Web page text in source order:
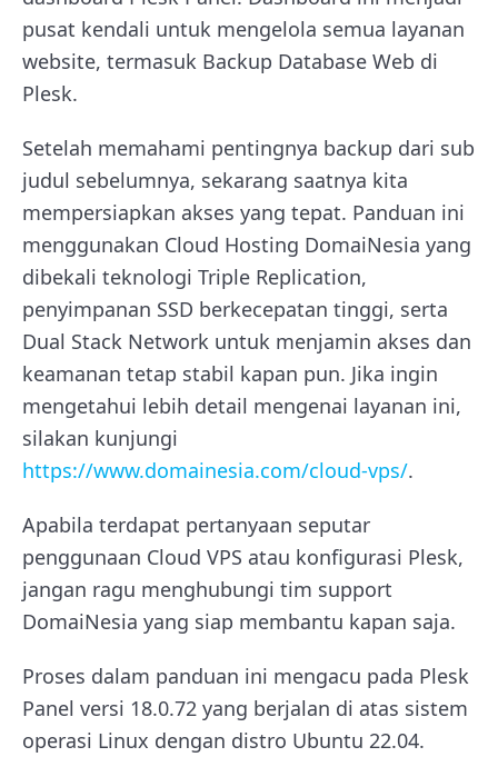
pusat kendali untuk mengelola semua layanan
website, termasuk Backup Database Web di
Plesk.
Setelah memahami pentingnya backup dari sub
judul sebelumnya, sekarang saatnya kita
mempersiapkan akses yang tepat. Panduan ini
menggunakan Cloud Hosting DomaiNesia yang
dibekali teknologi Triple Replication,
penyimpanan SSD berkecepatan tinggi, serta
Dual Stack Network untuk menjamin akses dan
keamanan tetap stabil kapan pun. Jika ingin
mengetahui lebih detail mengenai layanan ini,
silakan kunjungi
https://www.domainesia.com/cloud-vps/.
Apabila terdapat pertanyaan seputar
penggunaan Cloud VPS atau konfigurasi Plesk,
jangan ragu menghubungi tim support
DomaiNesia yang siap membantu kapan saja.
Proses dalam panduan ini mengacu pada Plesk
Panel versi 18.0.72 yang berjalan di atas sistem
operasi Linux dengan distro Ubuntu 22.04.